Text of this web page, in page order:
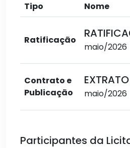
Tipo Nome
Ratificação
maio/2026
Contrato e
Publicação
maio/2026
Participantes da